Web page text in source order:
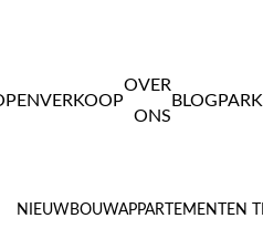
VERKOOP
OVER
ONS
BLOG
NIEUWBOUWAPPARTEMENTEN